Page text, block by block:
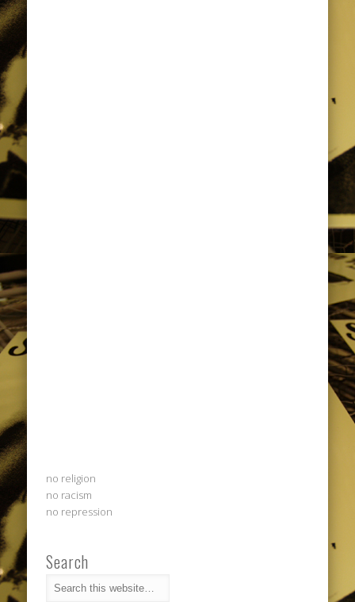
no religion
no racism
no repression
Search